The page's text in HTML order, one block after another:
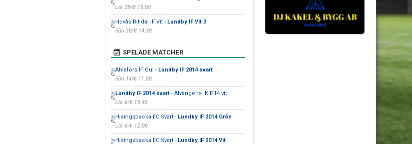
Lör 29/8 15:00
Hovås Billdal IF Vit - Lundby IF Vit 2
Sön 30/8 14:30
SPELADE MATCHER
Ahlafors IF Gul - Lundby IF 2014 svart
Sön 14/6 11:00
Lundby IF 2014 svart- Älvängens IK P14 vit
Lör 6/6 13:45
Hisingsbacka FC Svart - Lundby IF 2014 Grön
Lör 6/6 12:00
Hisingsbacka FC Svart - Lundby IF 2014 Vit